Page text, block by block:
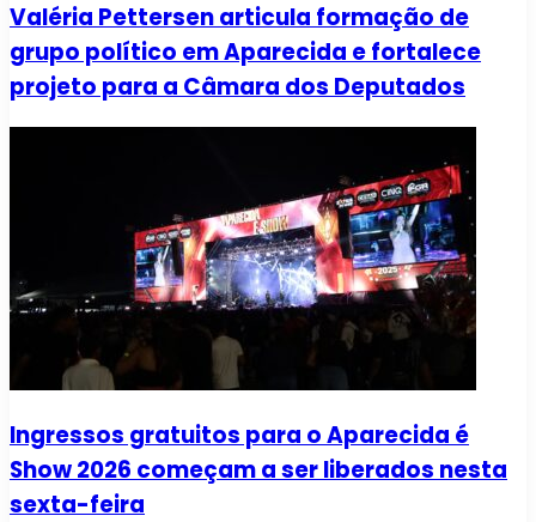
Valéria Pettersen articula formação de
grupo político em Aparecida e fortalece
projeto para a Câmara dos Deputados
Ingressos gratuitos para o Aparecida é
Show 2026 começam a ser liberados nesta
sexta-feira